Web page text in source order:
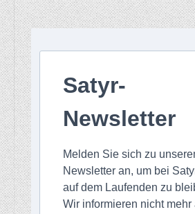
Satyr-
Newsletter
Melden Sie sich zu
Newsletter an, um bei
auf dem Laufenden zu
Wir informieren nicht mehr